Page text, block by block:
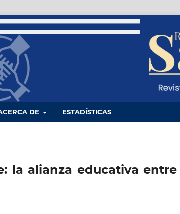
DE ESTADÍSTICAS
la alianza educativa entre